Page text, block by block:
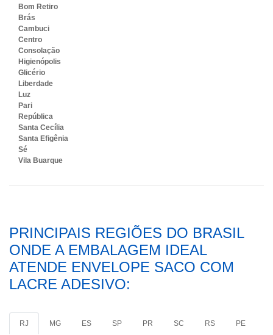
Bom Retiro
Brás
Cambuci
Centro
Consolação
Higienópolis
Glicério
Liberdade
Luz
Pari
República
Santa Cecília
Santa Efigênia
Sé
Vila Buarque
PRINCIPAIS REGIÕES DO BRASIL
ONDE A EMBALAGEM IDEAL
ATENDE ENVELOPE SACO COM
LACRE ADESIVO:
RJ MG ES SP PR SC RS PE